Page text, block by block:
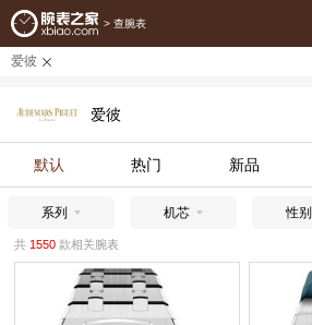
> 查腕表
爱彼
爱彼
默认 热门 新品
系列 机芯 性别
共 1550款相关腕表